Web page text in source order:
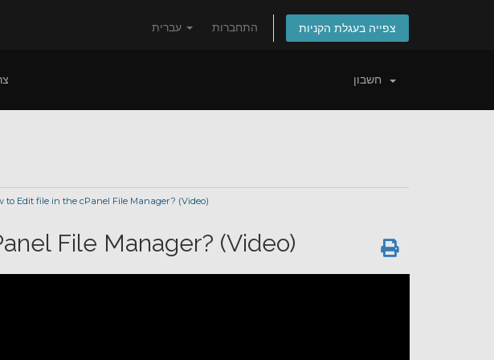
התחברות צפייה בעגלת הקניות
to Edit file in the cPanel File Manager? (Video)
File Manager? (Video)